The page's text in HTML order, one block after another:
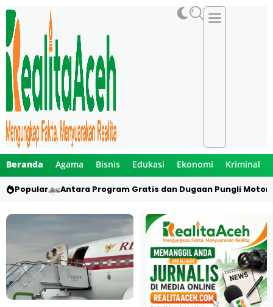
Beranda Agama Bisnis Edukasi Ekonomi Kriminal
Popular Antara Program Gratis dan Dugaan Pungli Motor